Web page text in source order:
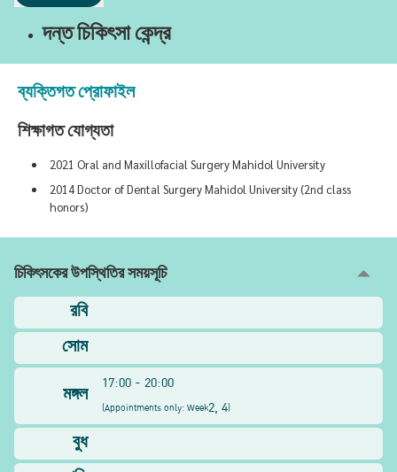
দন্ত চিকিৎসা কেন্দ্র
ব্যক্তিগত প্রোফাইল
শিক্ষাগত যোগ্যতা
2021 Oral and Maxillofacial Surgery Mahidol University
2014 Doctor of Dental Surgery Mahidol University (2nd class
honors)
চিকিৎসকের উপস্থিতির সময়সূচি
রবি
সোম
মঙ্গল
17:00 - 20:00
(Appointments only: Week2, 4)
বুধ